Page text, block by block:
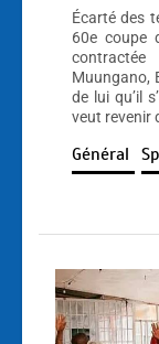
Écarté des
60e coupe
Muungano,
de lui qu’il
veut revenir
Général